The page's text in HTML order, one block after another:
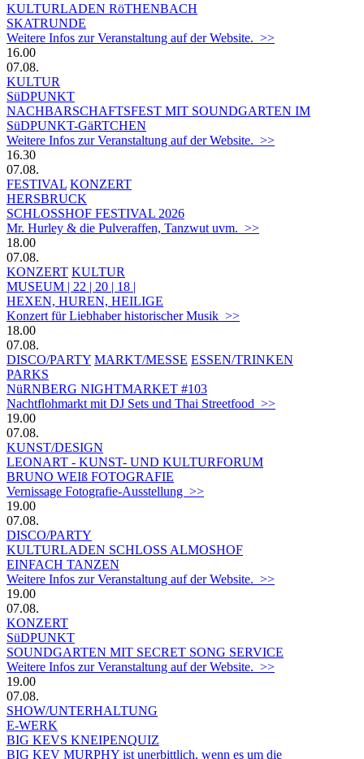
KULTURLADEN RöTHENBACH
SKATRUNDE
Weitere Infos zur Veranstaltung auf der Website. >>
16.00
07.08.
KULTUR
SüDPUNKT
NACHBARSCHAFTSFEST MIT SOUNDGARTEN IM
SüDPUNKT-GäRTCHEN
Weitere Infos zur Veranstaltung auf der Website. >>
16.30
07.08.
FESTIVAL KONZERT
HERSBRUCK
SCHLOSSHOF FESTIVAL 2026
Mr. Hurley & die Pulveraffen, Tanzwut uvm. >>
18.00
07.08.
KONZERT KULTUR
MUSEUM | 22 | 20 | 18 |
HEXEN, HUREN, HEILIGE
Konzert für Liebhaber historischer Musik >>
18.00
07.08.
DISCO/PARTY MARKT/MESSE ESSEN/TRINKEN
PARKS
NüRNBERG NIGHTMARKET #103
Nachtflohmarkt mit DJ Sets und Thai Streetfood >>
19.00
07.08.
KUNST/DESIGN
LEONART - KUNST- UND KULTURFORUM
BRUNO WEIß FOTOGRAFIE
Vernissage Fotografie-Ausstellung >>
19.00
07.08.
DISCO/PARTY
KULTURLADEN SCHLOSS ALMOSHOF
EINFACH TANZEN
Weitere Infos zur Veranstaltung auf der Website. >>
19.00
07.08.
KONZERT
SüDPUNKT
SOUNDGARTEN MIT SECRET SONG SERVICE
Weitere Infos zur Veranstaltung auf der Website. >>
19.00
07.08.
SHOW/UNTERHALTUNG
E-WERK
BIG KEVS KNEIPENQUIZ
BIG KEV MURPHY ist unerbittlich, wenn es um die